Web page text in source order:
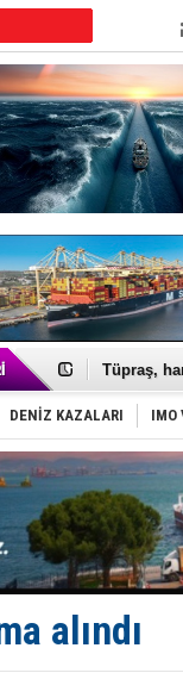
Anadolu
Tüpraş,
İTU AUV,
LNG
PROYAD,
Türkiye-
Türk
Deniz
DÖDER,
Fairline,
Baltık
Runit
Türk
DENİZ KAZALARI IMO
alındı